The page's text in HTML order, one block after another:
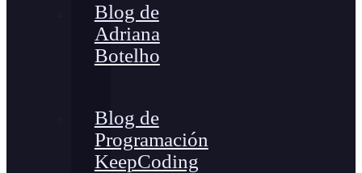
Blog de
Adriana
Botelho
Blog de
Programación
KeepCoding